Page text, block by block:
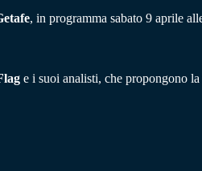
, in programma sabato 9 aprile
e i suoi analisti, che propongono